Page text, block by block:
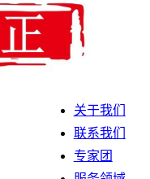
关于我们
联系我们
专家团